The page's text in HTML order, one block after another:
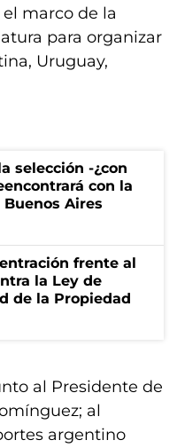
el marco de la
para organizar
Uruguay,
selección -¿con
con la
Aires
frente al
la Ley de
de la Propiedad
al Presidente de
al
argentino